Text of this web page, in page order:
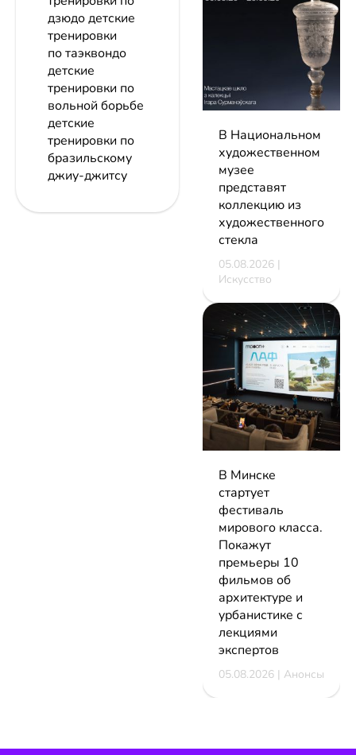
дзюдо детские
тренировки
по таэквондо
детские
тренировки по
вольной борьбе
детские
тренировки по
бразильскому
джиу-джитсу
В Национальном
художественном
музее
представят
коллекцию из
художественного
стекла
05.08.2026 |
Искусство
В Минске
стартует
фестиваль
мирового класса.
Покажут
премьеры 10
фильмов об
архитектуре и
урбанистике с
лекциями
экспертов
05.08.2026 | Анонсы